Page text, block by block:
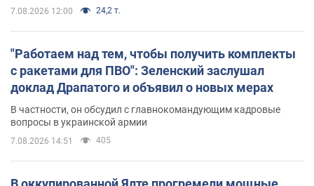
7.08.2026 12:00 24,2 т.
"Работаем над тем, чтобы получить комплекты
с ракетами для ПВО": Зеленский заслушал
доклад Драпатого и объявил о новых мерах
В частности, он обсудил с главнокомандующим кадровые
вопросы в украинской армии
7.08.2026 14:51 405